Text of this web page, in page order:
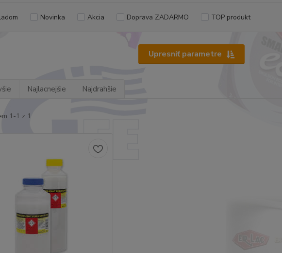
Upresniť parametre
Novinka Akcia Doprava ZADARMO TOP produkt
Najlacnejšie Najdrahšie
1-1 z 1